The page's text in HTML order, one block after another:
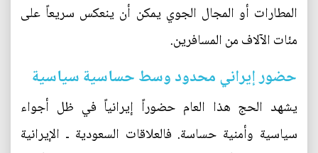
المطارات أو المجال الجوي يمكن أن ينعكس سريعاً على
مئات الآلاف من المسافرين.
حضور إيراني محدود وسط حساسية سياسية
يشهد الحج هذا العام حضوراً إيرانياً في ظل أجواء
سياسية وأمنية حساسة. فالعلاقات السعودية ـ الإيرانية